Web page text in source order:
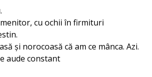
cu ochii în firmituri
și norocoasă că am ce mânca. Azi.
aude constant